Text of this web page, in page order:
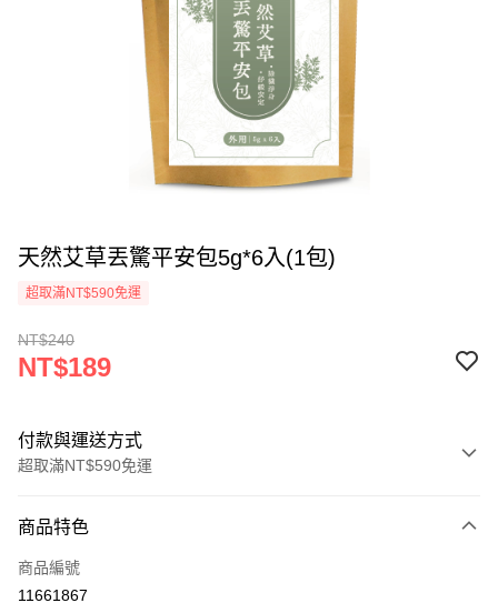
天然艾草丟驚平安包5g*6入(1包)
超取滿NT$590免運
NT$240
NT$189
付款與運送方式
超取滿NT$590免運
信用卡一次付款
超商取貨付款
商品特色
商品編號
11661867